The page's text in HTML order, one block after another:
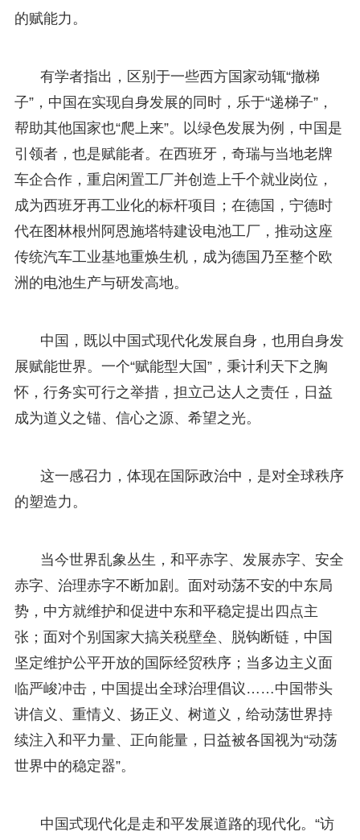
的赋能力。
有学者指出，区别于一些西方国家动辄“撤梯
子”，中国在实现自身发展的同时，乐于“递梯子”，
帮助其他国家也“爬上来”。以绿色发展为例，中国是
引领者，也是赋能者。在西班牙，奇瑞与当地老牌
车企合作，重启闲置工厂并创造上千个就业岗位，
成为西班牙再工业化的标杆项目；在德国，宁德时
代在图林根州阿恩施塔特建设电池工厂，推动这座
传统汽车工业基地重焕生机，成为德国乃至整个欧
洲的电池生产与研发高地。
中国，既以中国式现代化发展自身，也用自身发
展赋能世界。一个“赋能型大国”，秉计利天下之胸
怀，行务实可行之举措，担立己达人之责任，日益
成为道义之锚、信心之源、希望之光。
这一感召力，体现在国际政治中，是对全球秩序
的塑造力。
当今世界乱象丛生，和平赤字、发展赤字、安全
赤字、治理赤字不断加剧。面对动荡不安的中东局
势，中方就维护和促进中东和平稳定提出四点主
张；面对个别国家大搞关税壁垒、脱钩断链，中国
坚定维护公平开放的国际经贸秩序；当多边主义面
临严峻冲击，中国提出全球治理倡议……中国带头
讲信义、重情义、扬正义、树道义，给动荡世界持
续注入和平力量、正向能量，日益被各国视为“动荡
世界中的稳定器”。
中国式现代化是走和平发展道路的现代化。“访